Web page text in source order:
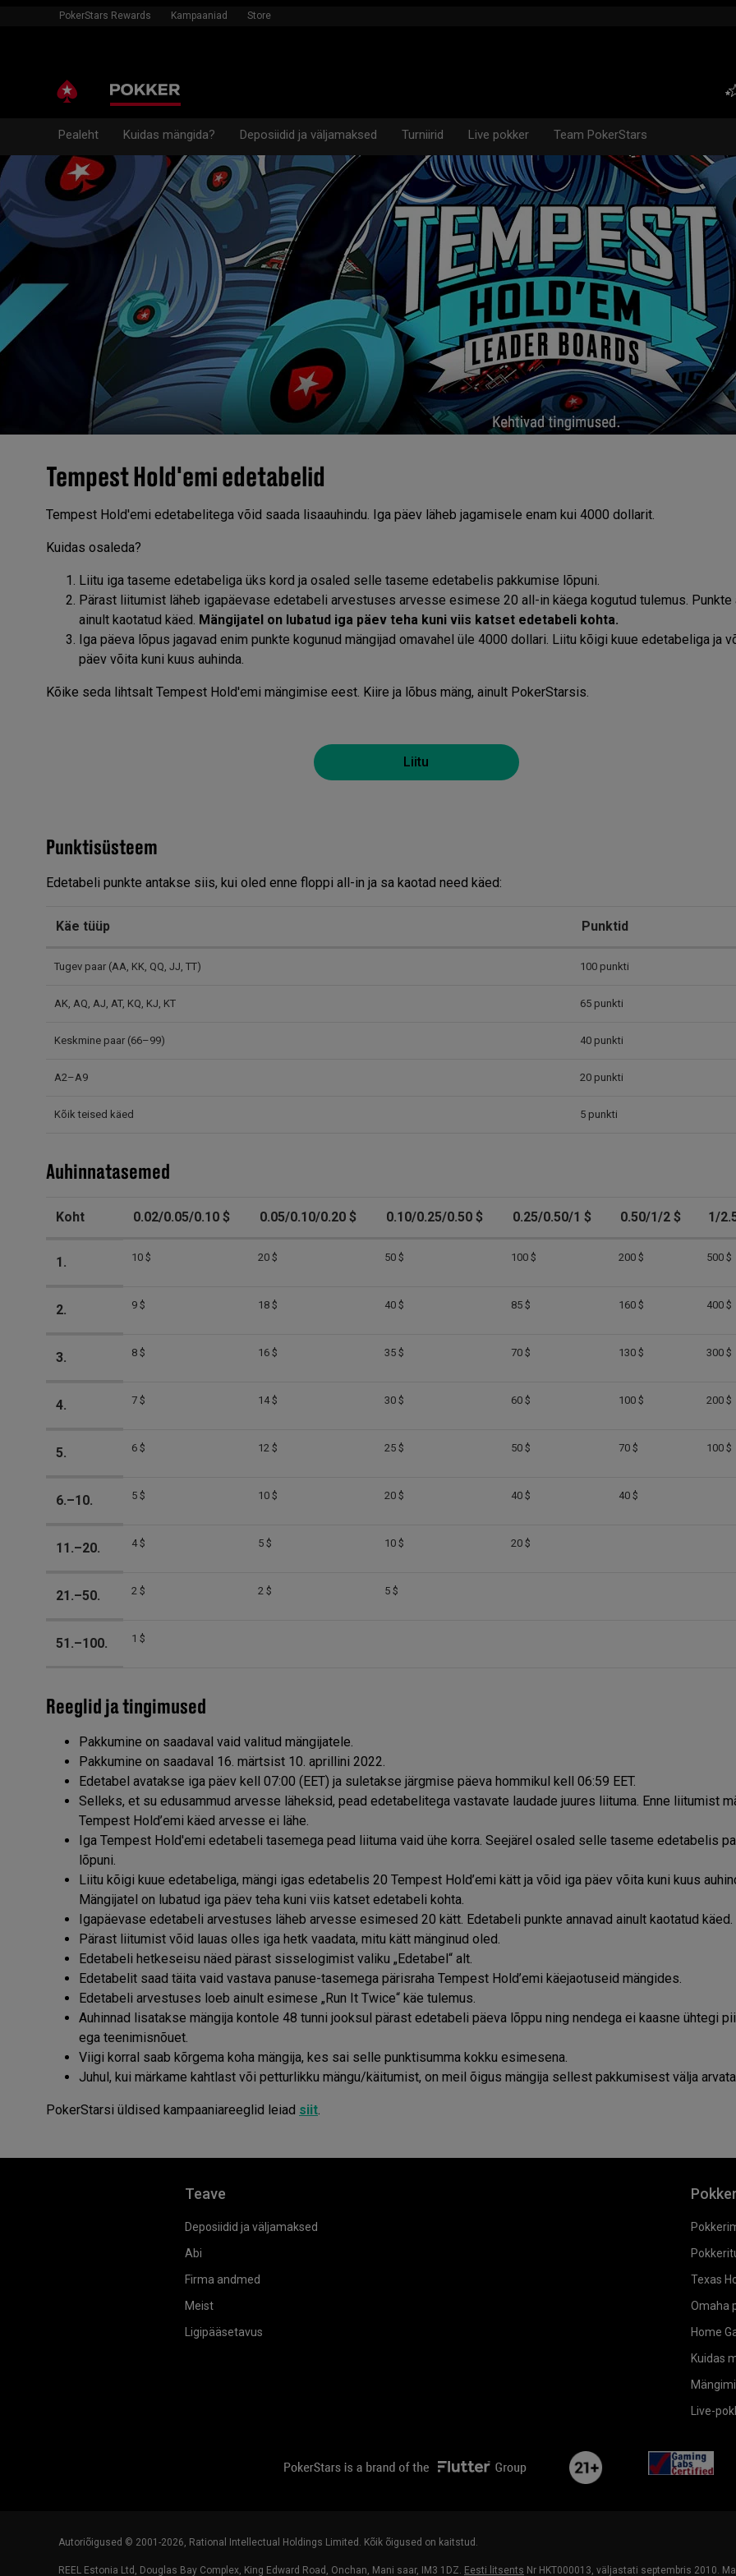
PokerStars Rewards Kampaaniad Store
Pealeht Kuidas mängida? Deposiidid ja väljamaksed Turniirid Live pokker Team PokerStars
Tempest Hold'emi edetabelid
Tempest Hold'emi edetabelitega võid saada lisaauhindu. Iga päev läheb jagamisele enam kui 4000 dollarit.
Kuidas osaleda?
Liitu iga taseme edetabeliga üks kord ja osaled selle taseme edetabelis pakkumise lõpuni.
Pärast liitumist läheb igapäevase edetabeli arvestuses arvesse esimese 20 all-in käega kogutud tulemus. Punkte
ainult kaotatud käed. Mängijatel on lubatud iga päev teha kuni viis katset edetabeli kohta.
Iga päeva lõpus jagavad enim punkte kogunud mängijad omavahel üle 4000 dollari. Liitu kõigi kuue edetabeliga ja
päev võita kuni kuus auhinda.
Kõike seda lihtsalt Tempest Hold'emi mängimise eest. Kiire ja lõbus mäng, ainult PokerStarsis.
Liitu
Punktisüsteem
Edetabeli punkte antakse siis, kui oled enne floppi all-in ja sa kaotad need käed:
Käe tüüp Punktid
Tugev paar (AA, KK, QQ, JJ, TT) 100 punkti
AK, AQ, AJ, AT, KQ, KJ, KT 65 punkti
Keskmine paar (66–99) 40 punkti
A2–A9 20 punkti
Kõik teised käed 5 punkti
Auhinnatasemed
Koht 0.02/0.05/0.10 $ 0.05/0.10/0.20 $ 0.10/0.25/0.50 $ 0.25/0.50/1 $ 0.50/1/2 $ 1/
1. 10 $ 20 $ 50 $ 100 $ 200 $ 500 $
2. 9 $ 18 $ 40 $ 85 $ 160 $ 400 $
3. 8 $ 16 $ 35 $ 70 $ 130 $ 300 $
4. 7 $ 14 $ 30 $ 60 $ 100 $ 200 $
5. 6 $ 12 $ 25 $ 50 $ 70 $ 100 $
6.–10. 5 $ 10 $ 20 $ 40 $ 40 $
11.–20. 4 $ 5 $ 10 $ 20 $
21.–50. 2 $ 2 $ 5 $
51.–100. 1 $
Reeglid ja tingimused
Pakkumine on saadaval vaid valitud mängijatele.
Pakkumine on saadaval 16. märtsist 10. aprillini 2022.
Edetabel avatakse iga päev kell 07:00 (EET) ja suletakse järgmise päeva hommikul kell 06:59 EET.
Selleks, et su edusammud arvesse läheksid, pead edetabelitega vastavate laudade juures liituma. Enne liitumist
Tempest Hold’emi käed arvesse ei lähe.
Iga Tempest Hold'emi edetabeli tasemega pead liituma vaid ühe korra. Seejärel osaled selle taseme edetabelis
lõpuni.
Liitu kõigi kuue edetabeliga, mängi igas edetabelis 20 Tempest Hold’emi kätt ja võid iga päev võita kuni kuus
Mängijatel on lubatud iga päev teha kuni viis katset edetabeli kohta.
Igapäevase edetabeli arvestuses läheb arvesse esimesed 20 kätt. Edetabeli punkte annavad ainult kaotatud käed.
Pärast liitumist võid lauas olles iga hetk vaadata, mitu kätt mänginud oled.
Edetabeli hetkeseisu näed pärast sisselogimist valiku „Edetabel“ alt.
Edetabelit saad täita vaid vastava panuse-tasemega pärisraha Tempest Hold’emi käejaotuseid mängides.
Edetabeli arvestuses loeb ainult esimese „Run It Twice“ käe tulemus.
Auhinnad lisatakse mängija kontole 48 tunni jooksul pärast edetabeli päeva lõppu ning nendega ei kaasne ühtegi
ega teenimisnõuet.
Viigi korral saab kõrgema koha mängija, kes sai selle punktisumma kokku esimesena.
Juhul, kui märkame kahtlast või petturlikku mängu/käitumist, on meil õigus mängija sellest pakkumisest välja arvata.
PokerStarsi üldised kampaaniareeglid leiad siit
Teave
Deposiidid ja väljamaksed
Abi
Firma andmed
Meist
Ligipääsetavus
Pokker
Texas
Omaha
Home
Kuidas
Live-
flutterLogo
Autoriõigused © 2001-2026 , Rational Intellectual Holdings Limited. Kõik õigused on kaitstud.
REEL Estonia Ltd, Douglas Bay Complex, King Edward Road, Onchan, Mani saar, IM3 1DZ. Eesti litsents Nr HKT000013, väljastati septembris 2010.